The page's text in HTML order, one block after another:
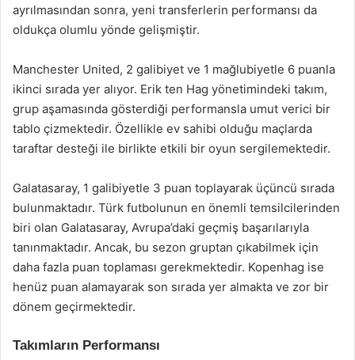
ayrılmasından sonra, yeni transferlerin performansı da
oldukça olumlu yönde gelişmiştir.
Manchester United, 2 galibiyet ve 1 mağlubiyetle 6 puanla
ikinci sırada yer alıyor. Erik ten Hag yönetimindeki takım,
grup aşamasında gösterdiği performansla umut verici bir
tablo çizmektedir. Özellikle ev sahibi olduğu maçlarda
taraftar desteği ile birlikte etkili bir oyun sergilemektedir.
Galatasaray, 1 galibiyetle 3 puan toplayarak üçüncü sırada
bulunmaktadır. Türk futbolunun en önemli temsilcilerinden
biri olan Galatasaray, Avrupa’daki geçmiş başarılarıyla
tanınmaktadır. Ancak, bu sezon gruptan çıkabilmek için
daha fazla puan toplaması gerekmektedir. Kopenhag ise
henüz puan alamayarak son sırada yer almakta ve zor bir
dönem geçirmektedir.
Takımların Performansı